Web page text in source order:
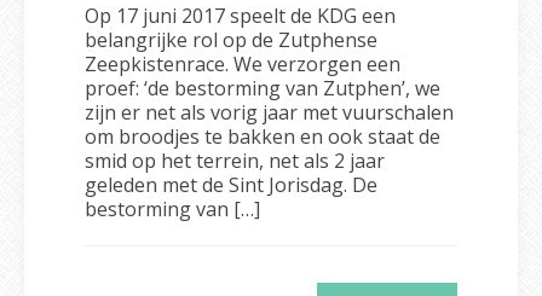
Op 17 juni 2017 speelt de KDG een
belangrijke rol op de Zutphense
Zeepkistenrace. We verzorgen een
proef: ‘de bestorming van Zutphen’, we
zijn er net als vorig jaar met vuurschalen
om broodjes te bakken en ook staat de
smid op het terrein, net als 2 jaar
geleden met de Sint Jorisdag. De
bestorming van […]